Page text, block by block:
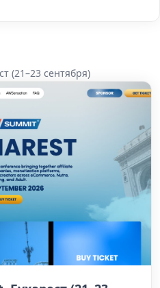
(21–23 сентября)